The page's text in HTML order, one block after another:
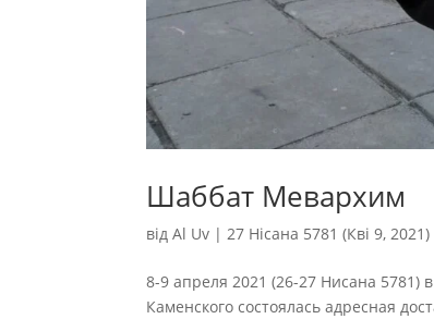
Шаббат Мевархим
відAl Uv |27 Нісана 5781 (Кві 9, 2021)
8-9 апреля 2021 (26-27 Нисана 5781)
Каменского состоялась адресная